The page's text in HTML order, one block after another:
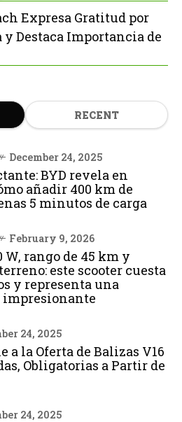
Expresa Gratitud por
Destaca Importancia de
RECENT
December 24, 2025
BYD revela en
añadir 400 km de
5 minutos de carga
February 9, 2026
W, rango de 45 km y
este scooter cuesta
y representa una
24, 2025
a la Oferta de Balizas V16
Obligatorias a Partir de
24, 2025